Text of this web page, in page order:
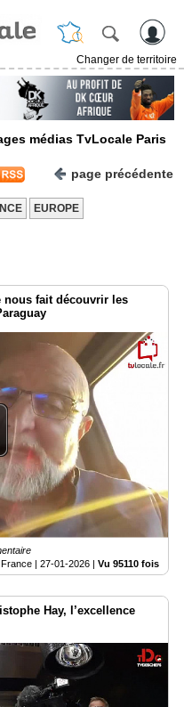
Changer de territoire
médias TvLocale Paris
page précédente
EUROPE
nous fait découvrir les
France | 27-01-2026 Vu 95110 fois
Hay, l’excellence